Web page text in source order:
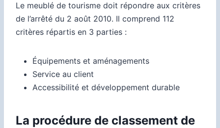
Le meublé de tourisme doit répondre aux critères
de l’arrêté du 2 août 2010. Il comprend 112
critères répartis en 3 parties :
Équipements et aménagements
Service au client
Accessibilité et développement durable
La procédure de classement de